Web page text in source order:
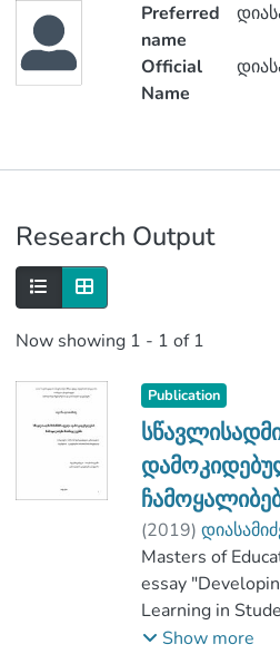
Preferred
name
Official
Name
Research Output
Now showing 1 - 1 of 1
Publication
(2019)
ხალვაში,
ჰუმანიტარულ
განათლების
;
Masters of
essay
Learning in
integral part of
Show more